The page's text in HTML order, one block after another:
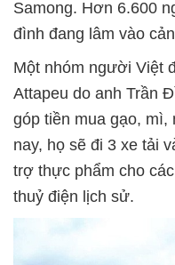
Samong. Hơn 6.600
đình đang lâm vào
Một nhóm người Việt
Attapeu do anh Trần
góp tiền mua gạo, mì,
nay, họ sẽ đi 3 xe tải
trợ thực phẩm cho
thuỷ điện lịch sử.